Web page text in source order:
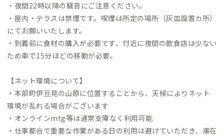
・夜間22時以降の騒音にご注意ください。
・屋内・テラスは禁煙です。喫煙は所定の場所（灰皿設置カ所）
にてお願いいたします。
・到着前に食材の購入が必要です、付近に夜間の飲食店は少ない
ため車で15分ほどの移動が必要。
【ネット環境について】
・本部町伊豆見の山原に位置することから、天候によりネット
環境が乱れる場合がございます
・オンラインmtg等は通常支障なく利用可能
・仕事都合で重要な作業がある日の利用は避けていただき、滞在